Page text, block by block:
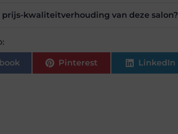
prijs-kwaliteitverhouding van deze salon?
Pinterest LinkedIn